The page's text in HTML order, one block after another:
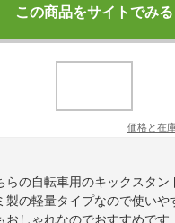
この商品をサイトでみる
価格と在
らの自転車用のキックスタン
製の軽量タイプなので使いや
おしゃれなのでおすすめです